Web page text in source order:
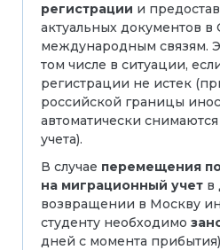
регистрации и
актуальных документов в
международным связям.
том числе в ситуации,
регистрации не истек
российской границы
автоматически
учета).
В случае перемещения
на миграционный учет в
возвращении в Москву
студенту необходимо
дней с момента